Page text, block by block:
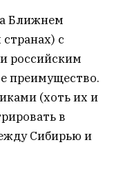
Ближнем
с
российским
преимущество.
(хоть их и
в
Сибирью и